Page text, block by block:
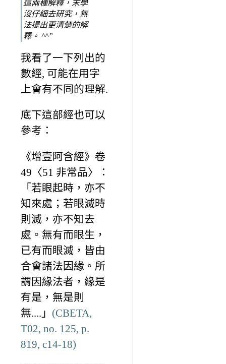
這兩種解釋，末學
沒仔細去研究，無
法提出更清楚的解
釋。 ^^”
我看了一下列出的
數經, 可能在用字
上會有不同的理解.
底下這部經也可以
參考：
《增壹阿含經》卷
49〈51 非常品〉：
「若眼起時，亦不
知來處；若眼滅時
則滅，亦不知去
處。無有而眼生，
已有而眼滅，皆由
合會諸法因緣。所
謂因緣法者，緣是
有是，無是則
無....」 (CBETA,
T02, no. 125, p.
819, c14-18)